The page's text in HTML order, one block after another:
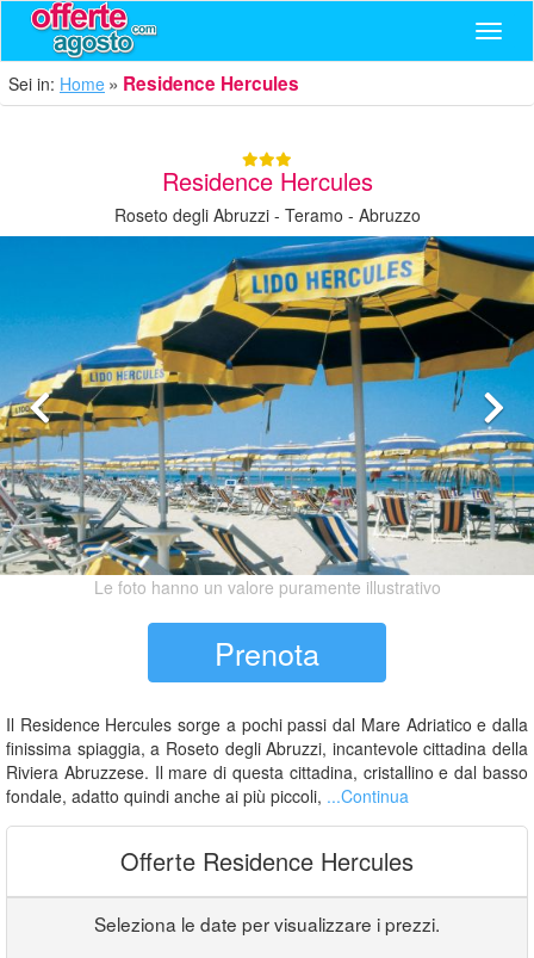
Sei in: Home Residence Hercules
Residence Hercules
Roseto degli Abruzzi - Teramo - Abruzzo
Le foto hanno un valore puramente illustrativo
Prenota
Il Residence Hercules sorge a pochi passi dal Mare Adriatico e dalla
finissima spiaggia, a Roseto degli Abruzzi, incantevole cittadina della
Riviera Abruzzese. Il mare di questa cittadina, cristallino e dal basso
fondale, adatto quindi anche ai più piccoli, ...Continua
Offerte Residence Hercules
Seleziona le date per visualizzare i prezzi.